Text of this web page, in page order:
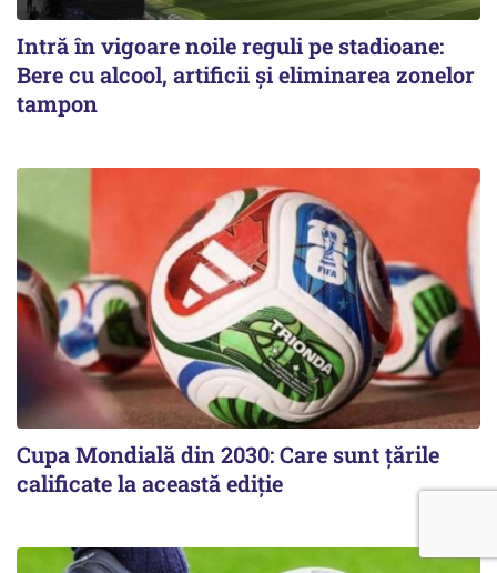
Intră în vigoare noile reguli pe stadioane:
Bere cu alcool, artificii și eliminarea zonelor
tampon
Cupa Mondială din 2030: Care sunt țările
calificate la această ediție